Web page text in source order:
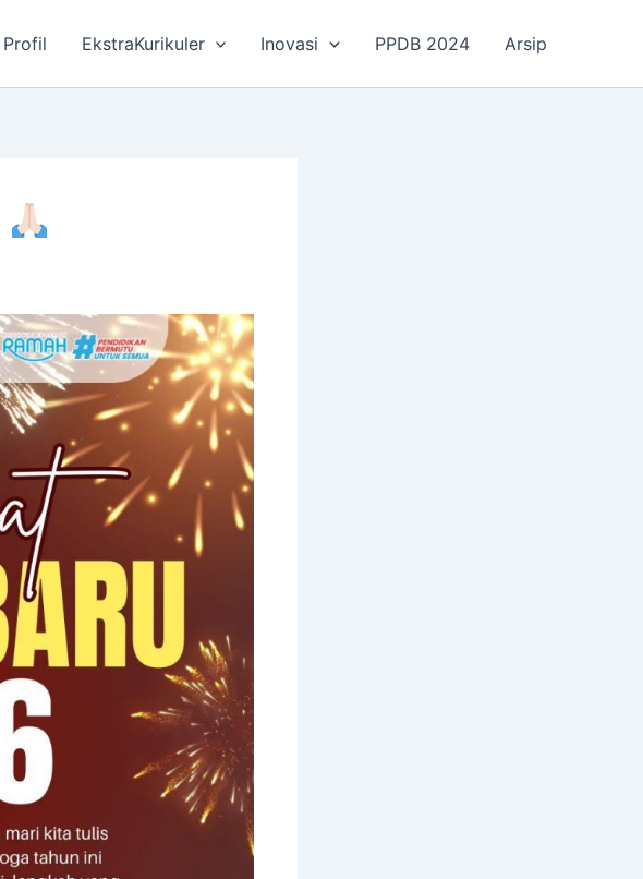
Profil EkstraKurikuler Inovasi PPDB 2024 Arsip